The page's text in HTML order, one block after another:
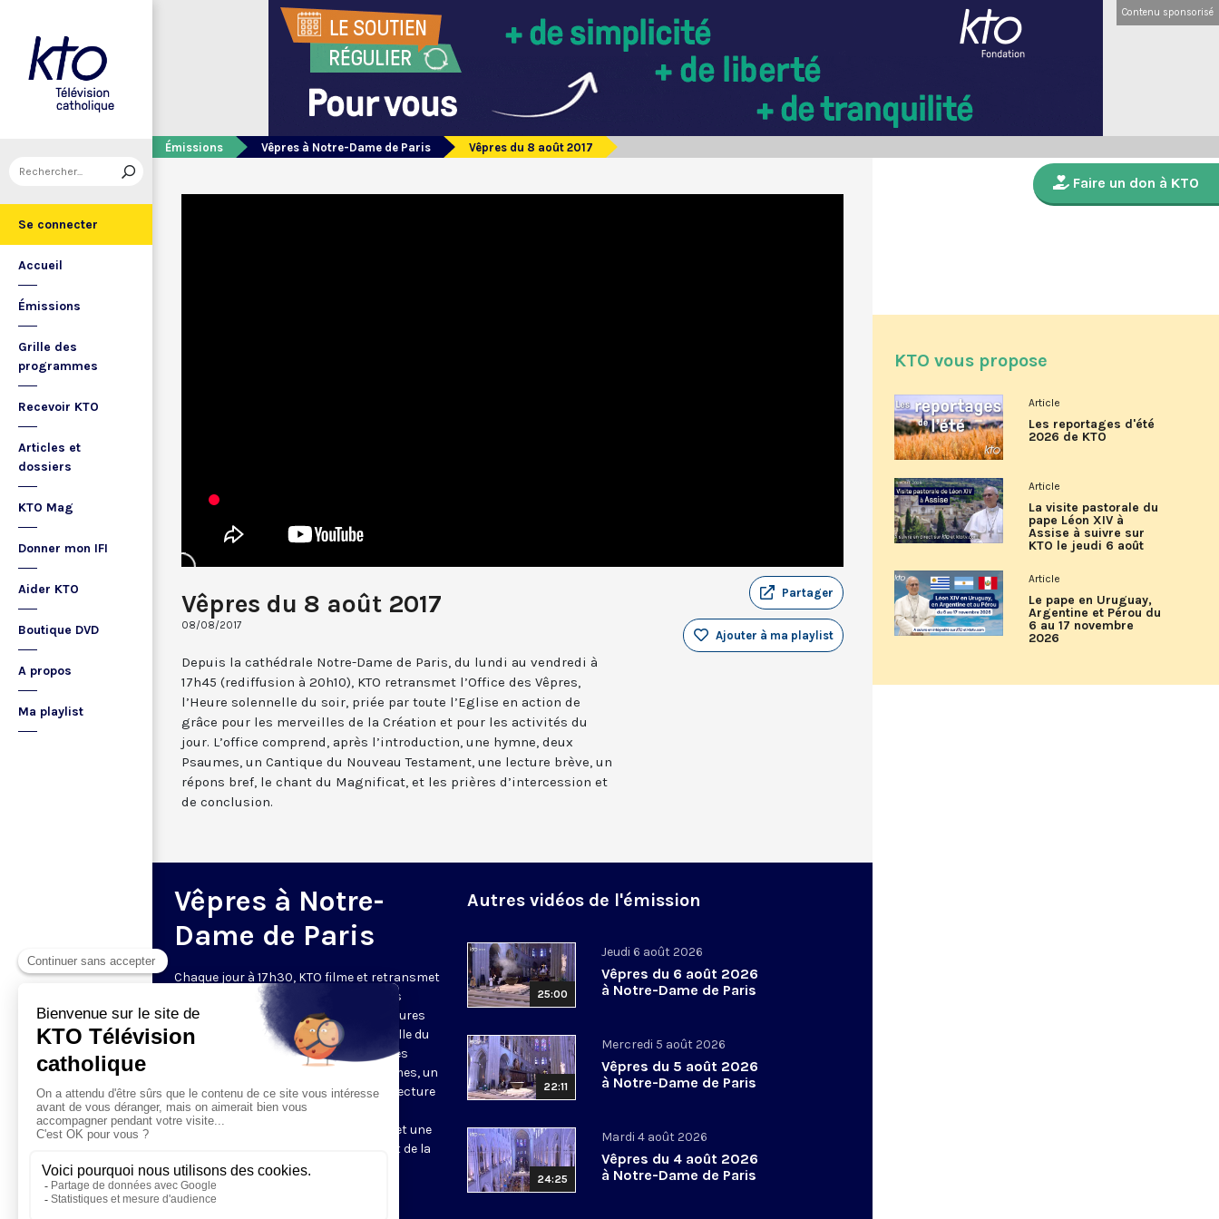
Se connecter
Accueil
Émissions
Grille des
programmes
Recevoir KTO
Articles et
dossiers
KTO Mag
Donner mon IFI
Aider KTO
Boutique DVD
A propos
Ma playlist
Contenu sponsorisé
Émissions Vêpres à Notre-Dame de Paris Vêpres du 8 août 2017
Vêpres du 8 août 2017
08/08/2017
Partager
Ajouter à ma playlist
Depuis la cathédrale Notre-Dame de Paris, du lundi au vendredi à
17h45 (rediffusion à 20h10), KTO retransmet l’Office des Vêpres,
l’Heure solennelle du soir, priée par toute l’Eglise en action de
grâce pour les merveilles de la Création et pour les activités du
jour. L’office comprend, après l’introduction, une hymne, deux
Psaumes, un Cantique du Nouveau Testament, une lecture brève, un
répons bref, le chant du Magnificat, et les prières d’intercession et
de conclusion.
Vêpres à Notre-
Dame de Paris
Chaque jour à 17h30, KTO filme et retransmet
les Vêpres depuis Notre-Dame de Paris
rouverte. Les Vêpres font partie des Heures
de l’Office divin, c’est la prière solennelle du
soir. L’office de Vêpres comprend, après
l’introduction, une hymne, deux Psaumes, un
Cantique du Nouveau Testament, une lecture
brève, le chant d’actions de grâces du
Magnificat, les prières d’intercession et une
brève oraison. Les textes des Vêpres et de la
messe sont presque toujours ceux
qu’indiquent le site
Autres vidéos de l'émission
25:00
Jeudi 6 août 2026
Vêpres du 6 août 2026
à Notre-Dame de Paris
22:11
Mercredi 5 août 2026
Vêpres du 5 août 2026
à Notre-Dame de Paris
24:25
Mardi 4 août 2026
Vêpres du 4 août 2026
à Notre-Dame de Paris
Faire un don à KTO
KTO vous propose
Article
Les reportages d'été
2026 de KTO
Article
La visite pastorale du
pape Léon XIV à
Assise à suivre sur
KTO le jeudi 6 août
Article
Le pape en Uruguay,
Argentine et Pérou du
6 au 17 novembre
2026